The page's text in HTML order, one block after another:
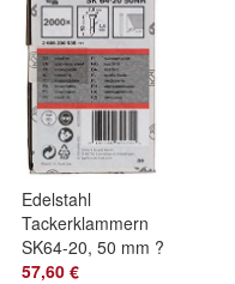
Edelstahl
Tackerklammern
SK64-20, 50 mm ?
Bosch, 2000 St?ck,
57,60 €